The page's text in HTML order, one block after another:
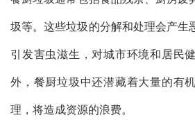
圾等。这些垃圾的分解和处理会产生
引发害虫滋生，对城市环境和居民
外，餐厨垃圾中还潜藏着大量的有
理，将造成资源的浪费。